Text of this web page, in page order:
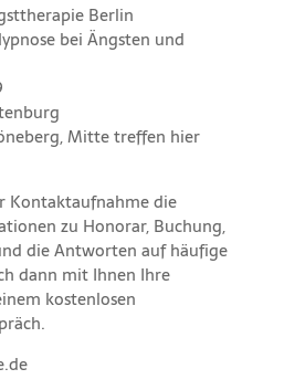
Berlin
bei Ängsten und
Mitte treffen hier
Kontaktaufnahmedie
zu Honorar, Buchung,
dieAntworten auf häufige
dann mit Ihnen Ihre
kostenlosen